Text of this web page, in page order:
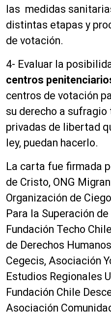
las medidas
distintas etapas y
de votación.
4- Evaluar la
centros
centros de votación
su derecho a
privadas de libertad
ley, puedan hacerlo.
La carta fue firmada
de Cristo, ONG
Organización de
Para la Superación
Fundación Techo
de Derechos
Cegecis, Asociación
Estudios Regionales
Fundación Chile
Asociación